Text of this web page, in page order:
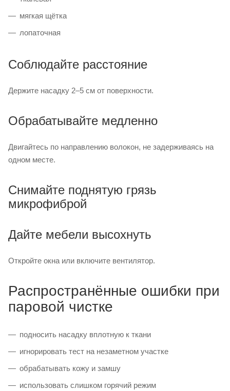
мягкая щётка
лопаточная
Соблюдайте расстояние
Держите насадку 2–5 см от поверхности.
Обрабатывайте медленно
Двигайтесь по направлению волокон, не задерживаясь на
одном месте.
Снимайте поднятую грязь
микрофиброй
Дайте мебели высохнуть
Откройте окна или включите вентилятор.
Распространённые ошибки при
паровой чистке
подносить насадку вплотную к ткани
игнорировать тест на незаметном участке
обрабатывать кожу и замшу
использовать слишком горячий режим